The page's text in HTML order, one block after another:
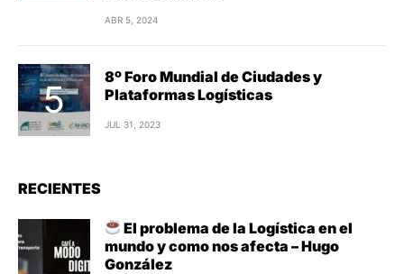
ABR 5, 2024
8º Foro Mundial de Ciudades y
Plataformas Logísticas
JUL 31, 2023
RECIENTES
El problema de la Logística en el
mundo y como nos afecta – Hugo
González